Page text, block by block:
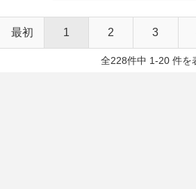
最初 1 2 3
全228件中 1-20 件を